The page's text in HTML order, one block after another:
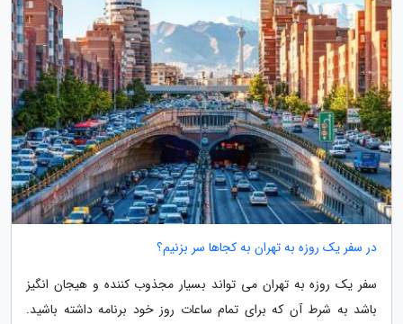
در سفر یک روزه به تهران به کجاها سر بزنیم؟
سفر یک روزه به تهران می تواند بسیار مجذوب کننده و هیجان انگیز
باشد به شرط آن که برای تمام ساعات روز خود برنامه داشته باشید.